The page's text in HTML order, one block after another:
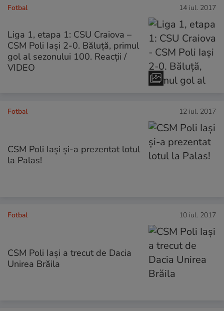
Fotbal 14 iul. 2017
Liga 1, etapa 1: CSU Craiova –
CSM Poli Iași 2-0. Băluţă, primul
gol al sezonului 100. Reacţii /
VIDEO
Fotbal 12 iul. 2017
CSM Poli Iași și-a prezentat lotul
la Palas!
Fotbal 10 iul. 2017
CSM Poli Iași a trecut de Dacia
Unirea Brăila